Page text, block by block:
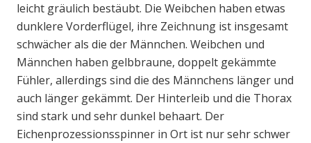
leicht gräulich bestäubt. Die Weibchen haben etwas
dunklere Vorderflügel, ihre Zeichnung ist insgesamt
schwächer als die der Männchen. Weibchen und
Männchen haben gelbbraune, doppelt gekämmte
Fühler, allerdings sind die des Männchens länger und
auch länger gekämmt. Der Hinterleib und die Thorax
sind stark und sehr dunkel behaart. Der
Eichenprozessionsspinner in Ort ist nur sehr schwer